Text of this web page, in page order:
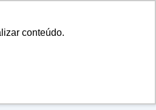
conteúdo.